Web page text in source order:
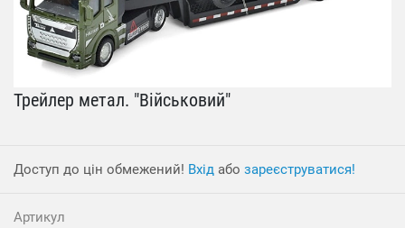
Трейлер метал. "Військовий"
Доступ до цін обмежений! Вхід або зареєструватися!
Артикул